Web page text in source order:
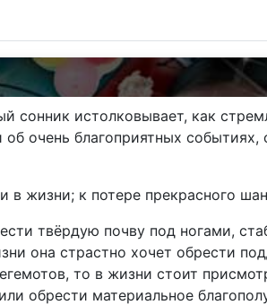
сонник истолковывает, как
очень благоприятных событиях,
жизни; к потере прекрасного
твёрдую почву под ногами,
она страстно хочет обрести
то в жизни стоит
обрести материальное